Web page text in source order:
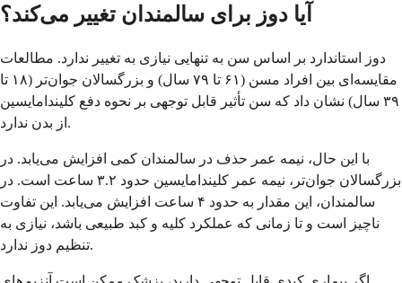
آیا دوز برای سالمندان تغییر می‌کند؟
دوز استاندارد بر اساس سن به تنهایی نیازی به تغییر ندارد. مطالعات
مقایسه‌ای بین افراد مسن (۶۱ تا ۷۹ سال) و بزرگسالان جوان‌تر (۱۸ تا
۳۹ سال) نشان داد که سن تأثیر قابل توجهی بر نحوه دفع کلیندامایسین
از بدن ندارد.
با این حال، نیمه عمر حذف در سالمندان کمی افزایش می‌یابد. در
بزرگسالان جوان‌تر، نیمه عمر کلیندامایسین حدود ۳.۲ ساعت است. در
سالمندان، این مقدار به حدود ۴ ساعت افزایش می‌یابد. این تفاوت
ناچیز است و تا زمانی که عملکرد کلیه و کبد طبیعی باشد، نیازی به
تنظیم دوز ندارد.